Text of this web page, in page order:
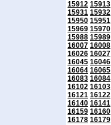
15912 15913
15931 15932
15950 15951
15969 15970
15988 15989
16007 16008
16026 16027
16045 16046
16064 16065
16083 16084
16102 16103
16121 16122
16140 16141
16159 16160
16178 16179